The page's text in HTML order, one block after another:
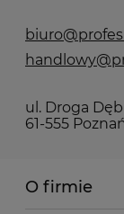
ul. Droga
61-555
O firmie